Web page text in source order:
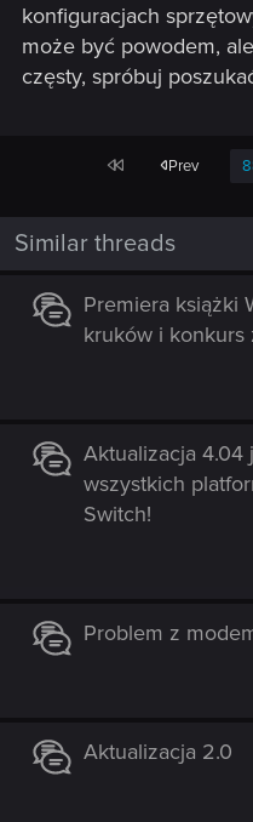
konfiguracjach
może być powodem,
częsty, spróbuj
First Prev
Similar threads
Premiera książki
kruków i konkurs
Aktualizacja 4.04
wszystkich
Switch!
Problem z
Aktualizacja 2.0